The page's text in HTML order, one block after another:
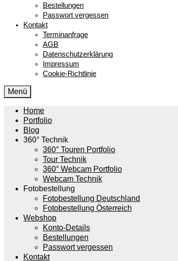
Bestellungen
Passwort vergessen
Kontakt
Terminanfrage
AGB
Datenschutzerklärung
Impressum
Cookie-Richtlinie
Menü
Home
Portfolio
Blog
360° Technik
360° Touren Portfolio
Tour Technik
360° Webcam Portfolio
Webcam Technik
Fotobestellung
Fotobestellung Deutschland
Fotobestellung Österreich
Webshop
Konto-Details
Bestellungen
Passwort vergessen
Kontakt